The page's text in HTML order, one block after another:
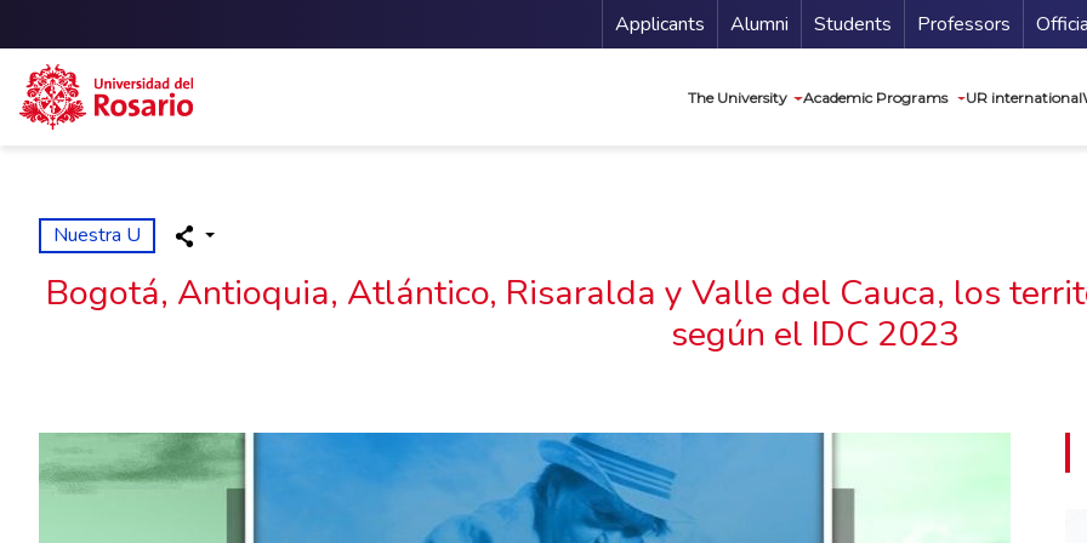
Skip to main content
Menu Secundario
Applicants Alumni Students Professors
The University Academic Programs UR international
Nuestra U
Bogotá, Antioquia, Atlántico, Risaralda y Valle del Cauca, los
según el IDC 2023